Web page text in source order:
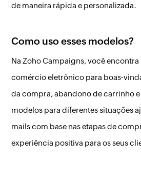
de maneira rápida e personalizada.
Como uso esses modelos?
Na Zoho Campaigns, você
comércio eletrônico para boas-
da compra, abandono de carrinho
modelos para diferentes situações
mails com base nas etapas de
experiência positiva para os seus